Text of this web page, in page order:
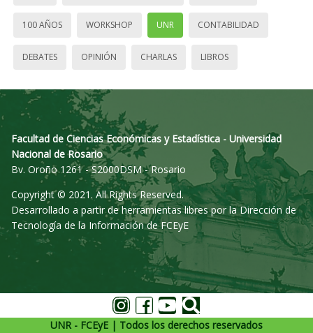
100 AÑOS WORKSHOP UNR CONTABILIDAD
DEBATES OPINIÓN CHARLAS LIBROS
Facultad de Ciencias Económicas y Estadística - Universidad
Nacional de Rosario
Bv. Oroño 1261 - S2000DSM - Rosario
Copyright © 2021. All Rights Reserved.
Desarrollado a partir de herramientas libres por la Dirección de
Tecnología de la Información de FCEyE
UNR - FCEyE | Todos los derechos reservados